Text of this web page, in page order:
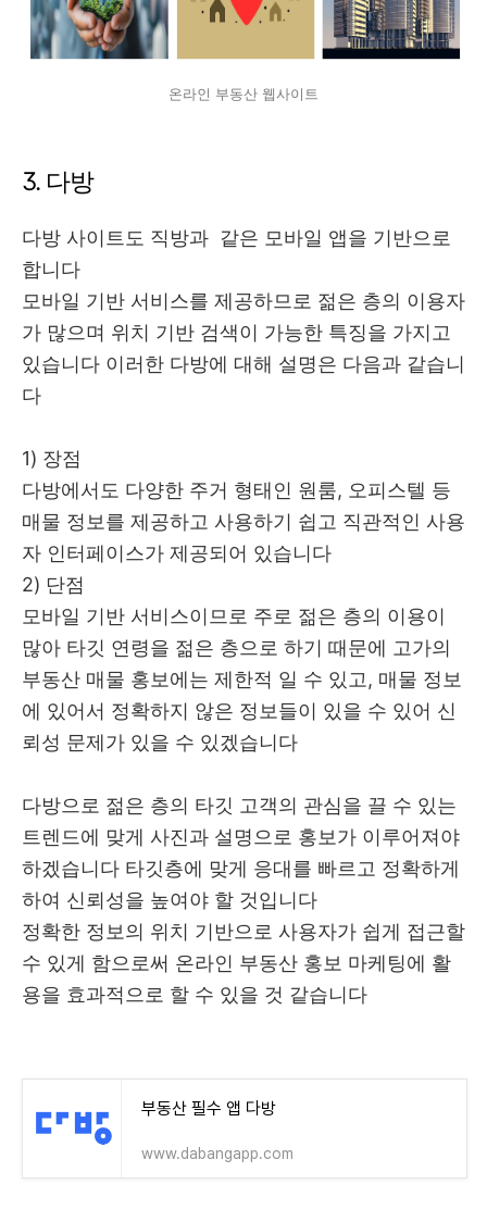
온라인 부동산 웹사이트
3. 다방
다방 사이트도 직방과 같은 모바일 앱을 기반으로
합니다
모바일 기반 서비스를 제공하므로 젊은 층의 이용자
가 많으며 위치 기반 검색이 가능한 특징을 가지고
있습니다 이러한 다방에 대해 설명은 다음과 같습니
다
1) 장점
다방에서도 다양한 주거 형태인 원룸, 오피스텔 등
매물 정보를 제공하고 사용하기 쉽고 직관적인 사용
자 인터페이스가 제공되어 있습니다
2) 단점
모바일 기반 서비스이므로 주로 젊은 층의 이용이
많아 타깃 연령을 젊은 층으로 하기 때문에 고가의
부동산 매물 홍보에는 제한적 일 수 있고, 매물 정보
에 있어서 정확하지 않은 정보들이 있을 수 있어 신
뢰성 문제가 있을 수 있겠습니다
다방으로 젊은 층의 타깃 고객의 관심을 끌 수 있는
트렌드에 맞게 사진과 설명으로 홍보가 이루어져야
하겠습니다 타깃층에 맞게 응대를 빠르고 정확하게
하여 신뢰성을 높여야 할 것입니다
정확한 정보의 위치 기반으로 사용자가 쉽게 접근할
수 있게 함으로써 온라인 부동산 홍보 마케팅에 활
용을 효과적으로 할 수 있을 것 같습니다
부동산 필수 앱 다방
www.dabangapp.com